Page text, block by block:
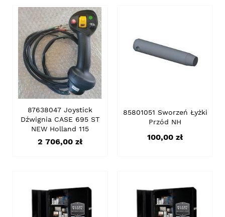
87638047 Joystick
Dźwignia CASE 695 ST
NEW Holland 115
Cena
2 706,00 zł
85801051 Sworzeń Łyżki
Przód NH
Cena
100,00 zł